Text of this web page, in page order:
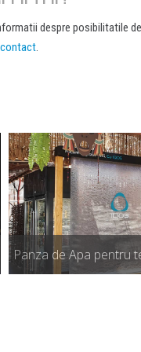
despre posibilitatile
contact.
Panza de Apa pentru